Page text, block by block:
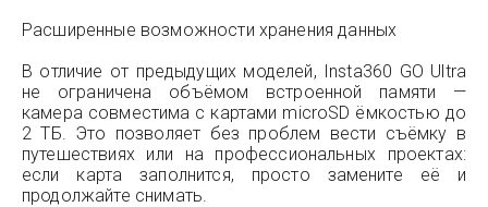
Расширенные возможности хранения данных
В отличие от предыдущих моделей, Insta360 GO Ultra
не ограничена объёмом встроенной памяти —
камера совместима с картами microSD ёмкостью до
2 ТБ. Это позволяет без проблем вести съёмку в
путешествиях или на профессиональных проектах:
если карта заполнится, просто замените её и
продолжайте снимать.